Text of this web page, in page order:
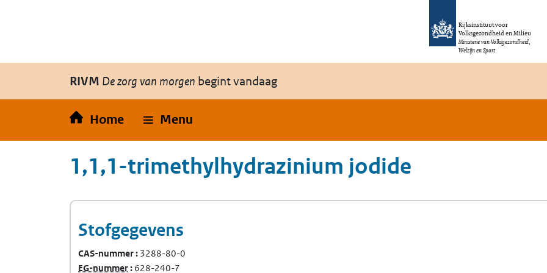
Rijksinstituut voor
Volksgezondheid en Milieu
Ministerie van Volksgezondheid,
Welzijn en Sport
RIVM De zorg van morgen begint vandaag
Home Menu
1,1,1-trimethylhydrazinium jodide
Stofgegevens
CAS-nummer 3288-80-0
EG-nummer(Europees Gemeenschap-nummer)
628-240-7